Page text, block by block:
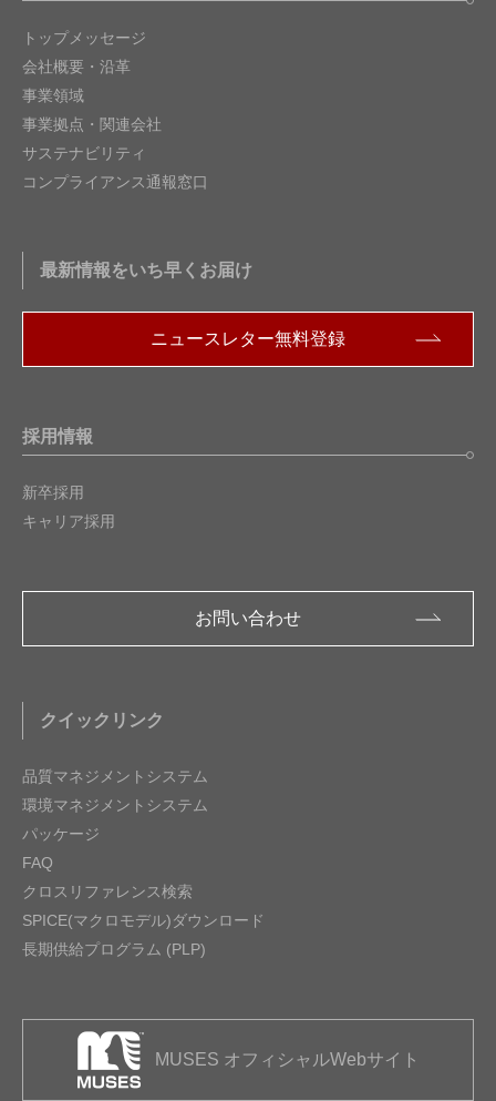
トップメッセージ
会社概要・沿革
事業領域
事業拠点・関連会社
サステナビリティ
コンプライアンス通報窓口
最新情報をいち早くお届け
ニュースレター無料登録
採用情報
新卒採用
キャリア採用
お問い合わせ
クイックリンク
品質マネジメントシステム
環境マネジメントシステム
パッケージ
FAQ
クロスリファレンス検索
SPICE(マクロモデル)ダウンロード
長期供給プログラム (PLP)
MUSES オフィシャルWebサイト